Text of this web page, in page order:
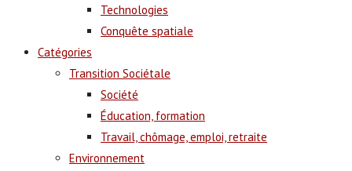
Technologies
Conquête spatiale
Catégories
Transition Sociétale
Société
Éducation, formation
Travail, chômage, emploi, retraite
Environnement